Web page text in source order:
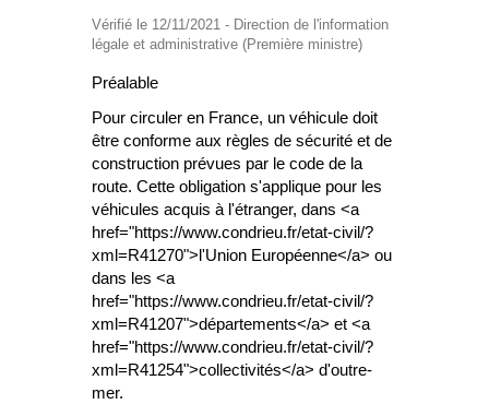
Vérifié le 12/11/2021 - Direction de l'information
légale et administrative (Première ministre)
Préalable
Pour circuler en France, un véhicule doit
être conforme aux règles de sécurité et de
construction prévues par le code de la
route. Cette obligation s'applique pour les
véhicules acquis à l'étranger, dans <a
href="https://www.condrieu.fr/etat-civil/?
xml=R41270">l'Union Européenne</a> ou
dans les <a
href="https://www.condrieu.fr/etat-civil/?
xml=R41207">départements</a> et <a
href="https://www.condrieu.fr/etat-civil/?
xml=R41254">collectivités</a> d'outre-
mer.